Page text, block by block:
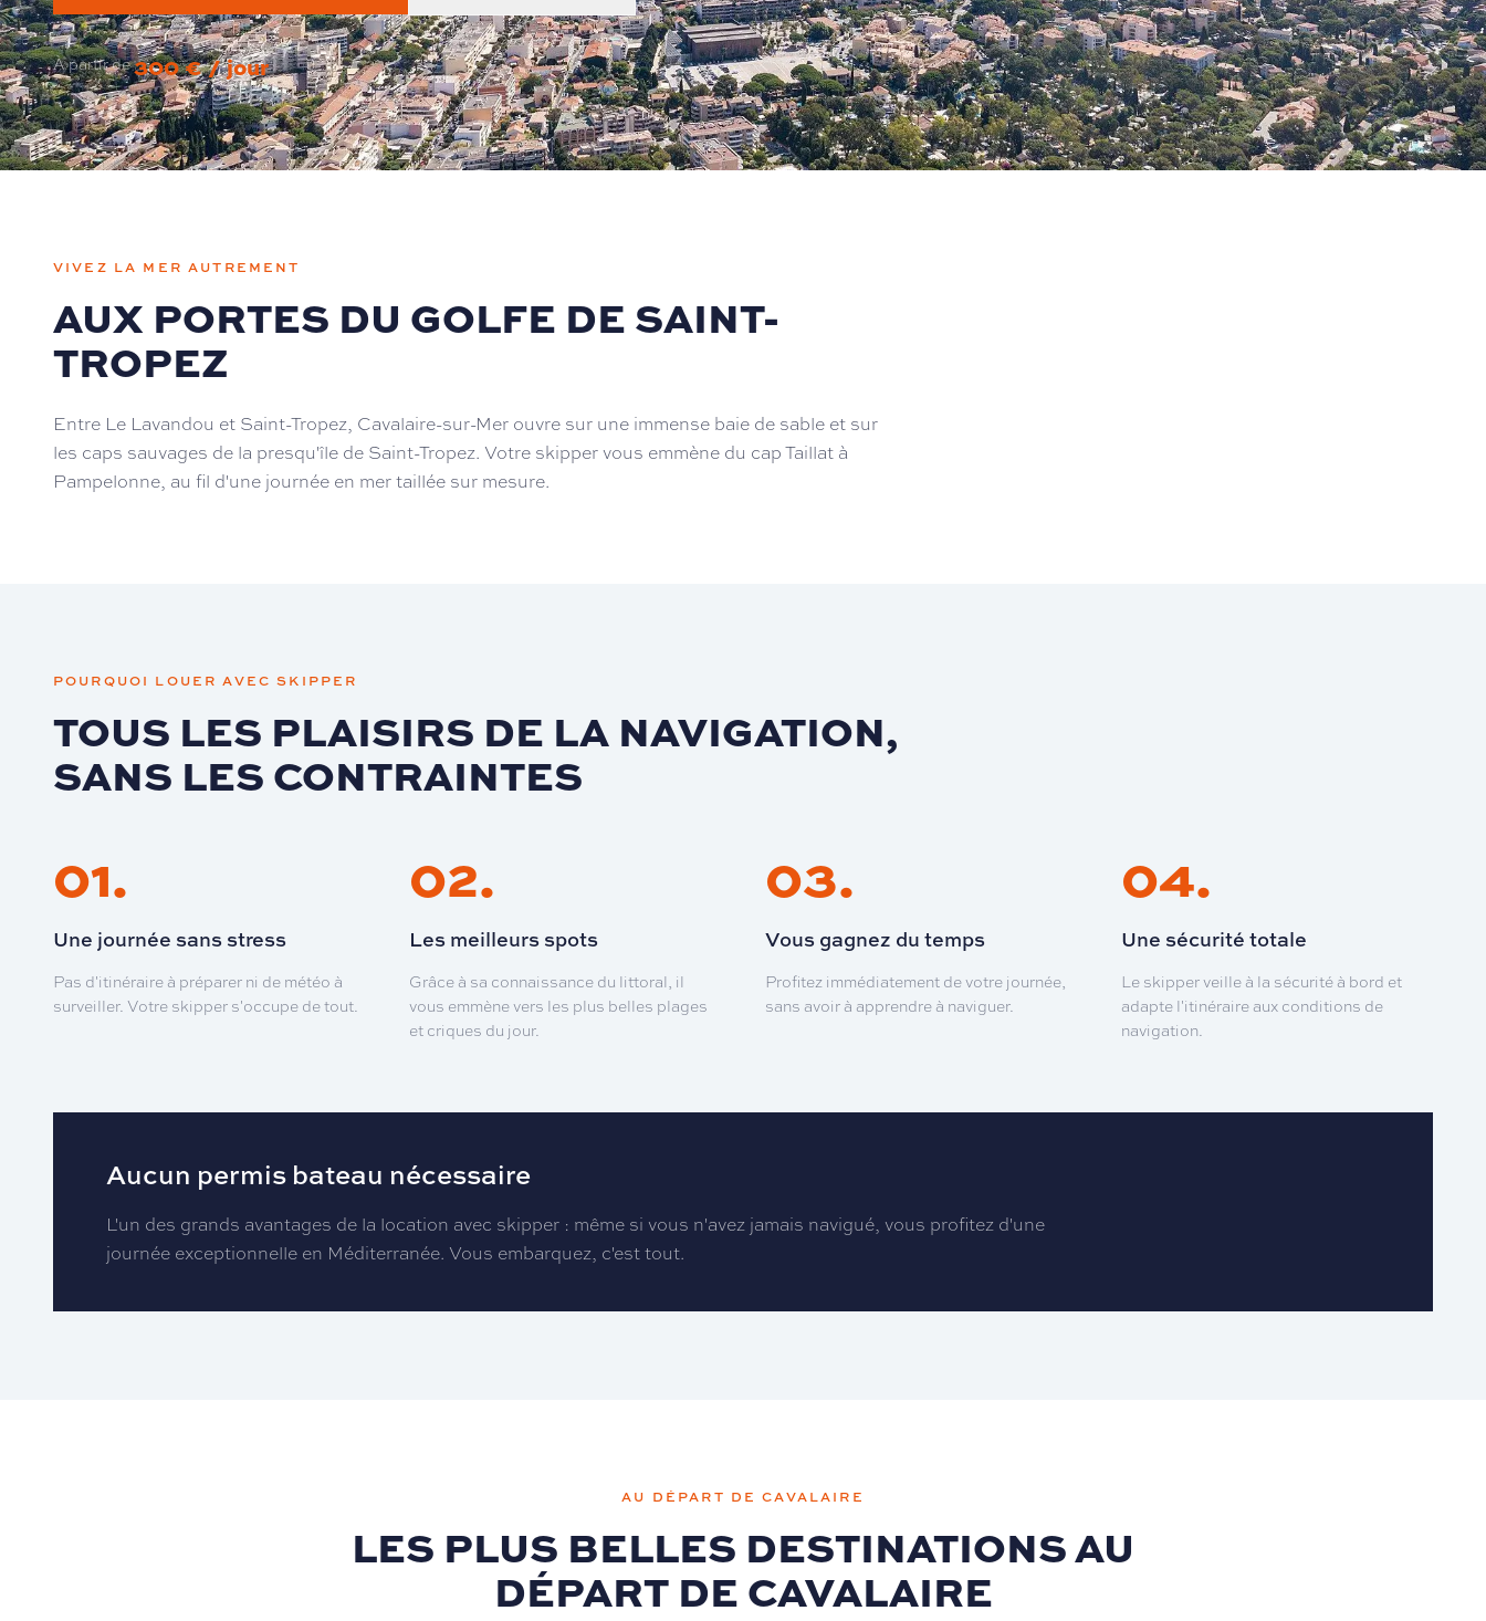
À partir de300 € / jour
VIVEZ LA MER AUTREMENT
AUX PORTES DU GOLFE DE SAINT-
TROPEZ
Entre Le Lavandou et Saint-Tropez, Cavalaire-sur-Mer ouvre sur une immense baie de sable et sur
les caps sauvages de la presqu'île de Saint-Tropez. Votre skipper vous emmène du cap Taillat à
Pampelonne, au fil d'une journée en mer taillée sur mesure.
POURQUOI LOUER AVEC SKIPPER
TOUS LES PLAISIRS DE LA NAVIGATION,
SANS LES CONTRAINTES
01.
Une journée sans stress
Pas d'itinéraire à préparer ni de météo à
surveiller. Votre skipper s'occupe de tout.
02.
Les meilleurs spots
Grâce à sa connaissance du littoral, il
vous emmène vers les plus belles plages
et criques du jour.
03.
Vous gagnez du temps
Profitez immédiatement de votre journée,
sans avoir à apprendre à naviguer.
04.
Une sécurité totale
Le skipper veille à la sécurité à bord et
adapte l'itinéraire aux conditions de
navigation.
Aucun permis bateau nécessaire
L'un des grands avantages de la location avec skipper : même si vous n'avez jamais navigué, vous profitez d'une
journée exceptionnelle en Méditerranée. Vous embarquez, c'est tout.
AU DÉPART DE CAVALAIRE
LES PLUS BELLES DESTINATIONS AU
DÉPART DE CAVALAIRE